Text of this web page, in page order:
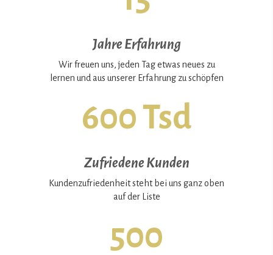
Jahre Erfahrung
Wir freuen uns, jeden Tag etwas neues zu
lernen und aus unserer Erfahrung zu schöpfen
600 Tsd
Zufriedene Kunden
Kundenzufriedenheit steht bei uns ganz oben
auf der Liste
500